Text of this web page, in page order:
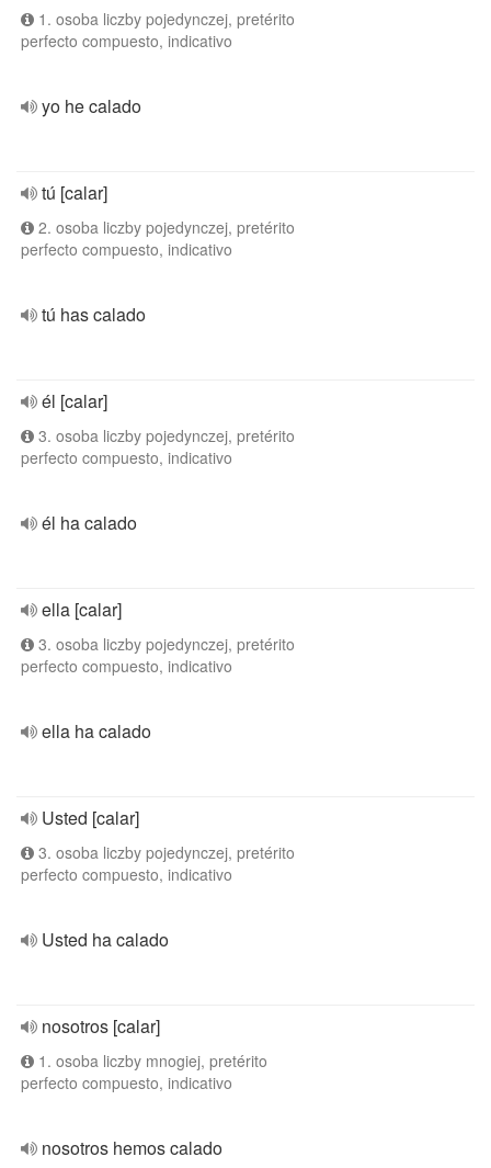
1. osoba liczby pojedynczej, pretérito
perfecto compuesto, indicativo
yo he calado
tú [calar]
2. osoba liczby pojedynczej, pretérito
perfecto compuesto, indicativo
tú has calado
él [calar]
3. osoba liczby pojedynczej, pretérito
perfecto compuesto, indicativo
él ha calado
ella [calar]
3. osoba liczby pojedynczej, pretérito
perfecto compuesto, indicativo
ella ha calado
Usted [calar]
3. osoba liczby pojedynczej, pretérito
perfecto compuesto, indicativo
Usted ha calado
nosotros [calar]
1. osoba liczby mnogiej, pretérito
perfecto compuesto, indicativo
nosotros hemos calado